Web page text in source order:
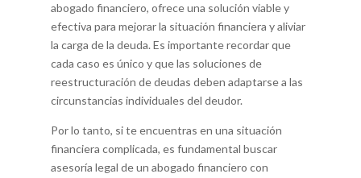
abogado financiero, ofrece una solución viable y
efectiva para mejorar la situación financiera y aliviar
la carga de la deuda. Es importante recordar que
cada caso es único y que las soluciones de
reestructuración de deudas deben adaptarse a las
circunstancias individuales del deudor.
Por lo tanto, si te encuentras en una situación
financiera complicada, es fundamental buscar
asesoría legal de un abogado financiero con